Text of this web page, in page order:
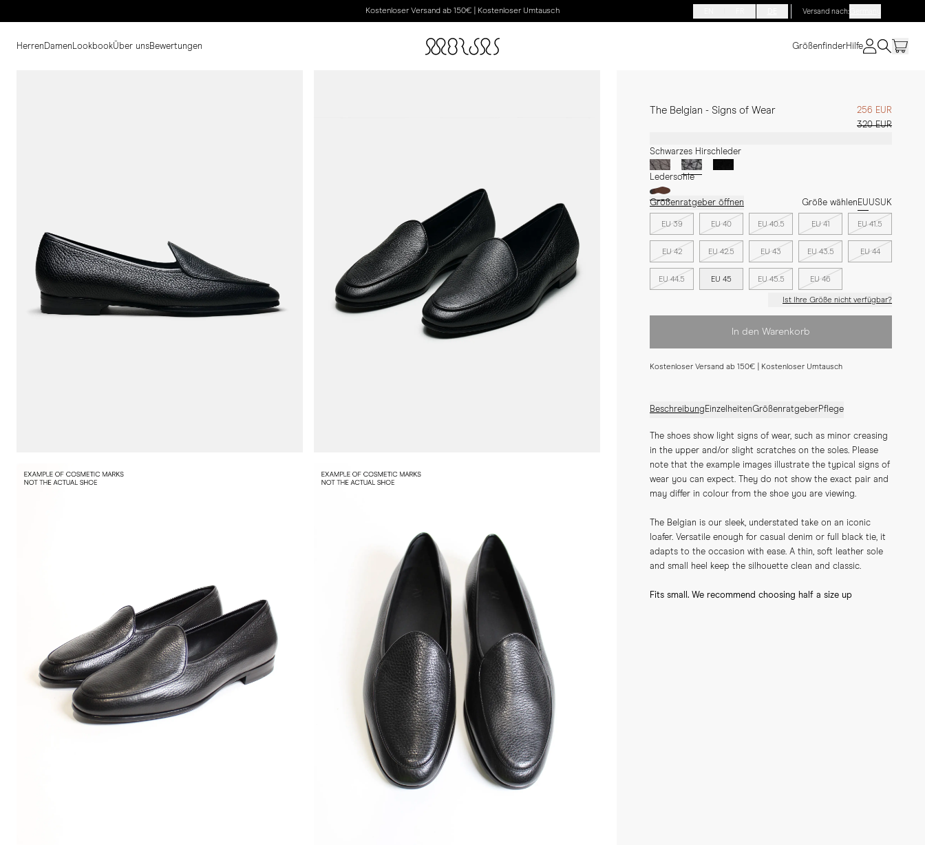
Kostenloser Versand ab 150€ | Kostenloser Umtausch Versand nach:
Herren Damen LookbookÜber unsBewertungen GrößenfinderHilfe
The Belgian - Signs of Wear
256 EUR
320 EUR
Schwarzes Hirschleder
Ledersohle
Größenratgeber öffnen Größe wählenEUUSUK
EU 39 EU 40 EU 40.5 EU 41 EU 41.5
EU 42 EU 42.5 EU 43 EU 43.5 EU 44
EU 44.5 EU 45 EU 45.5 EU 46
Ist Ihre Größe nicht verfügbar?
In den Warenkorb
Kostenloser Versand ab 150€ | Kostenloser Umtausch
BeschreibungEinzelheitenGrößenratgeberPflege
The shoes show light signs of wear, such as minor creasing
in the upper and/or slight scratches on the soles. Please
note that the example images illustrate the typical signs of
wear you can expect. They do not show the exact pair and
may differ in colour from the shoe you are viewing.
The Belgian is our sleek, understated take on an iconic
loafer. Versatile enough for casual denim or full black tie, it
adapts to the occasion with ease. A thin, soft leather sole
and small heel keep the silhouette clean and classic.
Fits small. We recommend choosing half a size up